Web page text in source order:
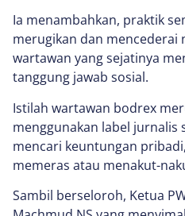
Ia menambahkan, praktik
merugikan dan mencederai
wartawan yang sejatinya
tanggung jawab sosial.
Istilah wartawan bodrex
menggunakan label jurnalis
mencari keuntungan
memeras atau menakut-
Sambil berseloroh, Ketua